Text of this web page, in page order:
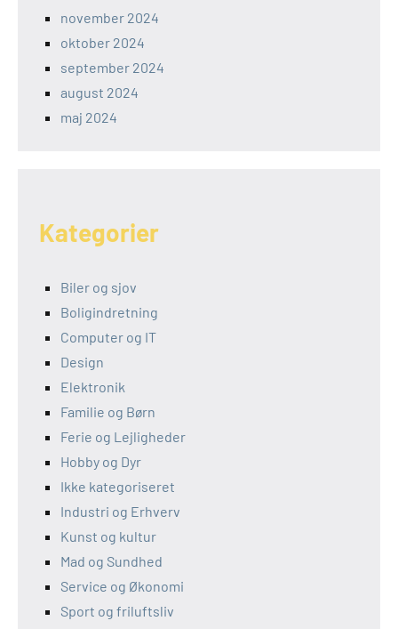
november 2024
oktober 2024
september 2024
august 2024
maj 2024
Kategorier
Biler og sjov
Boligindretning
Computer og IT
Design
Elektronik
Familie og Børn
Ferie og Lejligheder
Hobby og Dyr
Ikke kategoriseret
Industri og Erhverv
Kunst og kultur
Mad og Sundhed
Service og Økonomi
Sport og friluftsliv